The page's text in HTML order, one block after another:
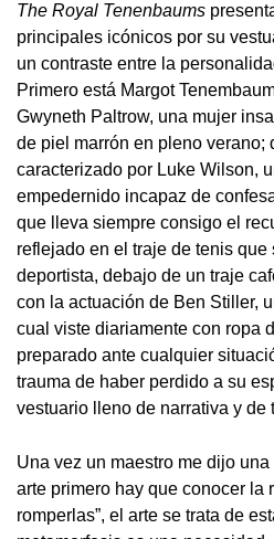
The Royal Tenenbaums
principales icónicos por su
un contraste entre la
Primero está Margot
Gwyneth Paltrow, una mujer
de piel marrón en pleno verano;
caracterizado por Luke Wilson,
empedernido incapaz de
que lleva siempre consigo el
reflejado en el traje de tenis
deportista, debajo de un traje
con la actuación de Ben Stiller,
cual viste diariamente con ropa
preparado ante cualquier
trauma de haber perdido a su
vestuario lleno de narrativa y de
Una vez un maestro me dijo una
arte primero hay que conocer la
romperlas”, el arte se trata de